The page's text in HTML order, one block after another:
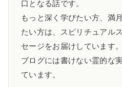
口となる話です。
もっと深く学びたい方、満
たい方は、スピリチュアル
セージをお届けしています。
ブログには書けない霊的な
ています。